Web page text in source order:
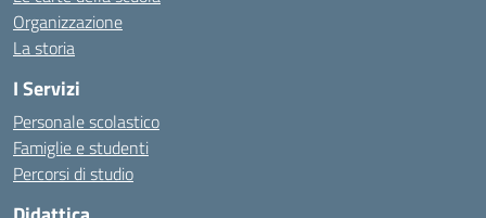
Organizzazione
La storia
I Servizi
Personale scolastico
Famiglie e studenti
Percorsi di studio